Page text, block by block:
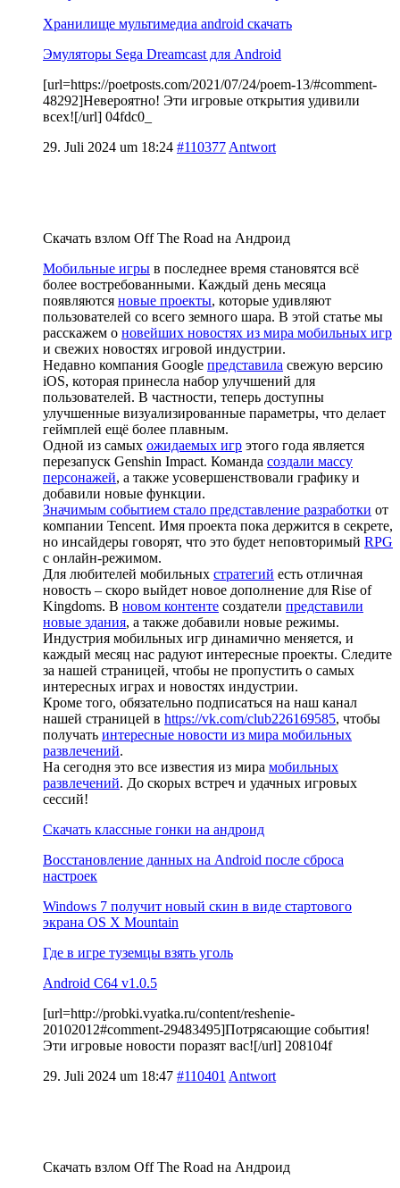
Хранилище мультимедиа android скачать
Эмуляторы Sega Dreamcast для Android
[url=https://poetposts.com/2021/07/24/poem-13/#comment-
48292]Невероятно! Эти игровые открытия удивили
всех![/url] 04fdc0_
29. Juli 2024 um 18:24 #110377 Antwort
Скачать взлом Off The Road на Андроид
Мобильные игры в последнее время становятся всё
более востребованными. Каждый день месяца
появляются новые проекты, которые удивляют
пользователей со всего земного шара. В этой статье мы
расскажем о новейших новостях из мира мобильных игр
и свежих новостях игровой индустрии.
Недавно компания Google представила свежую версию
iOS, которая принесла набор улучшений для
пользователей. В частности, теперь доступны
улучшенные визуализированные параметры, что делает
геймплей ещё более плавным.
Одной из самых ожидаемых игр этого года является
перезапуск Genshin Impact. Команда создали массу
персонажей, а также усовершенствовали графику и
добавили новые функции.
Значимым событием стало представление разработки от
компании Tencent. Имя проекта пока держится в секрете,
но инсайдеры говорят, что это будет неповторимый RPG
с онлайн-режимом.
Для любителей мобильных стратегий есть отличная
новость – скоро выйдет новое дополнение для Rise of
Kingdoms. В новом контенте создатели представили
новые здания, а также добавили новые режимы.
Индустрия мобильных игр динамично меняется, и
каждый месяц нас радуют интересные проекты. Следите
за нашей страницей, чтобы не пропустить о самых
интересных играх и новостях индустрии.
Кроме того, обязательно подписаться на наш канал
нашей страницей в https://vk.com/club226169585, чтобы
получать интересные новости из мира мобильных
развлечений.
На сегодня это все известия из мира мобильных
развлечений. До скорых встреч и удачных игровых
сессий!
Скачать классные гонки на андроид
Восстановление данных на Android после сброса
настроек
Windows 7 получит новый скин в виде стартового
экрана OS X Mountain
Где в игре туземцы взять уголь
Android C64 v1.0.5
[url=http://probki.vyatka.ru/content/reshenie-
20102012#comment-29483495]Потрясающие события!
Эти игровые новости поразят вас![/url] 208104f
29. Juli 2024 um 18:47 #110401 Antwort
Скачать взлом Off The Road на Андроид